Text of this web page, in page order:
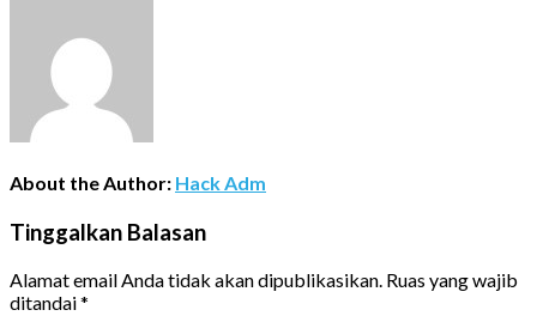
About the Author: Hack Adm
Tinggalkan Balasan
Alamat email Anda tidak akan dipublikasikan. Ruas yang wajib
ditandai*